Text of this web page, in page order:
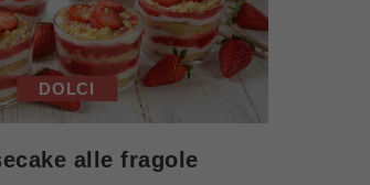
DOLCI
alle fragole